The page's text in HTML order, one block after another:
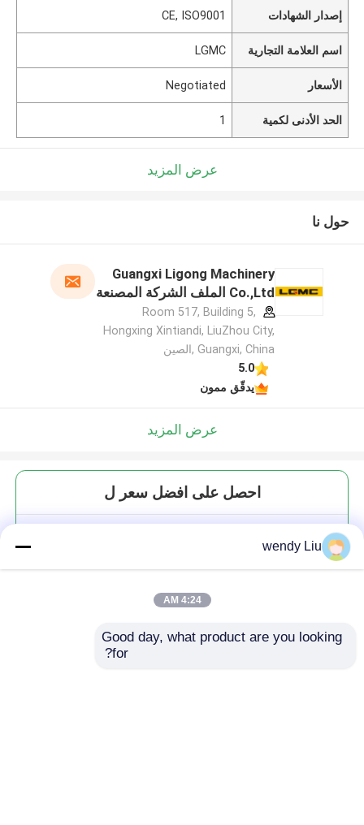
إصدار الشهادات CE, ISO9001
اسم العلامة التجارية LGMC
الأسعار Negotiated
الحد الأدنى لكمية 1
عرض المزيد
حول نا
Guangxi Ligong Machinery
Co.,Ltd الملف الشركة المصنعة
Room 517, Building 5,
Hongxing Xintiandi, LiuZhou City,
Guangxi, China ,الصين
5.0
يدقّق ممون
عرض المزيد
احصل على افضل سعر ل
wendy Liu
4:24 AM
Good day, what product are you looking
for?